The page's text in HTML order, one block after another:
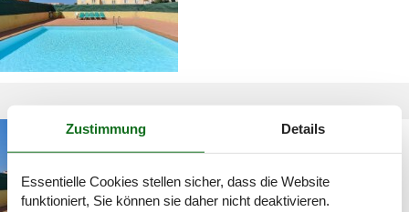
luxus ferienwohnung
maspalomas
Zustimmung Details
Essentielle Cookies stellen sicher, dass die Website
funktioniert, Sie können sie daher nicht deaktivieren.